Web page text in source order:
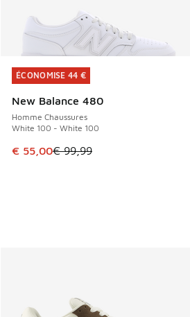
ÉCONOMISE 44 €
New Balance 480
Homme Chaussures
White 100 - White 100
Cet article est en promotion. Prix
€ 55,00€ 99,99
ÉCONOMISE 44 €